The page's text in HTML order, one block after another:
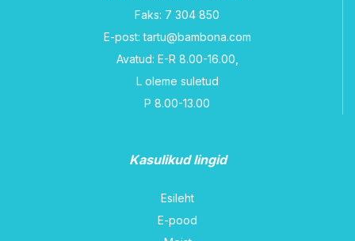
Faks: 7 304 850
E-post: tartu@bambona.com
Avatud: E-R 8.00-16.00,
L oleme suletud
P 8.00-13.00
Kasulikud lingid
Esileht
E-pood